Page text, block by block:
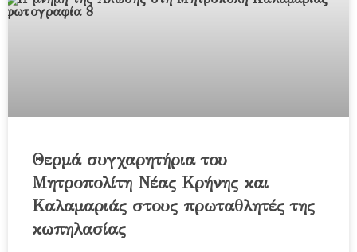
Θερμά συγχαρητήρια του
Μητροπολίτη Νέας Κρήνης και
Καλαμαριάς στους πρωταθλητές της
κωπηλασίας